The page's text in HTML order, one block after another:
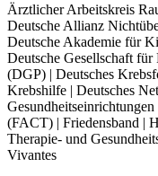
Ärztlicher Arbeitskreis
Deutsche Allianz
Deutsche Akademie für
Deutsche Gesellschaft
(DGP) | Deutsches
Krebshilfe | Deutsches
(FACT) | Friedensband |
Therapie- und
Vivantes